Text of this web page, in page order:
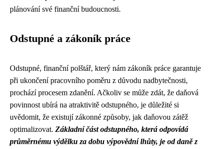
plánování své finanční budoucnosti.
Odstupné a zákoník práce
Odstupné, finanční polštář, který nám zákoník práce garantuje
při ukončení pracovního poměru z důvodu nadbytečnosti,
prochází procesem zdanění. Ačkoliv se může zdát, že daňová
povinnost ubírá na atraktivitě odstupného, je důležité si
uvědomit, že existují zákonné způsoby, jak daňovou zátěž
optimalizovat. Základní část odstupného, která odpovídá
průměrnému výdělku za dobu výpovědní lhůty, je od daně z